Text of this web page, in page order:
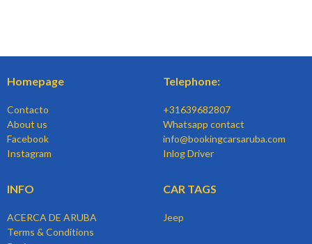
Homepage
Contacto
About us
Facebook
Instagram
Telephone:
+31639682807
Whatsapp contact
info@bookingcarsaruba.com
Inlog Driver
INFO
ACERCA DE ARUBA
Terms & Conditions
CAR TAGS
Jeep